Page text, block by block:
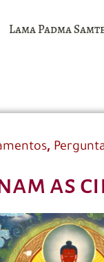
Lama Padma
,
as